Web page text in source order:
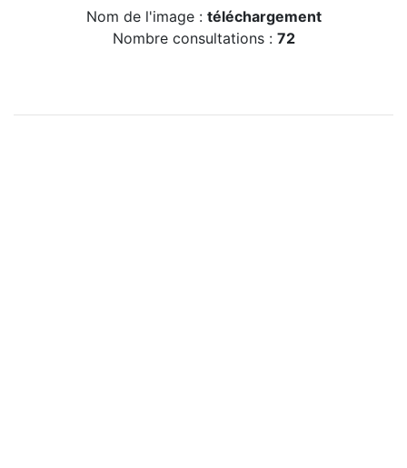
Nom de l'image : téléchargement
Nombre consultations : 72